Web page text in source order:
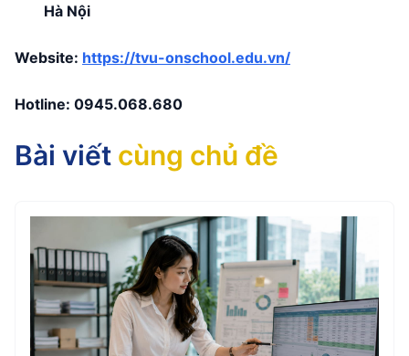
Hà Nội
Website: https://tvu-onschool.edu.vn/
Hotline: 0945.068.680
Bài viết cùng chủ đề